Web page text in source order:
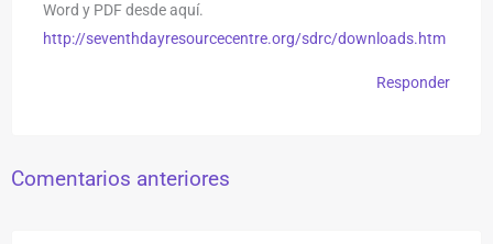
Word y PDF desde aquí.
http://seventhdayresourcecentre.org/sdrc/downloads.htm
Responder
Comentarios anteriores